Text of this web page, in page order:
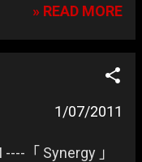
dev Operating
squeeze 64bit
» READ MORE
1/07/2011
「 Synergy 」